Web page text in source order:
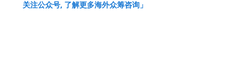
关注公众号, 了解更多海外众筹咨询」